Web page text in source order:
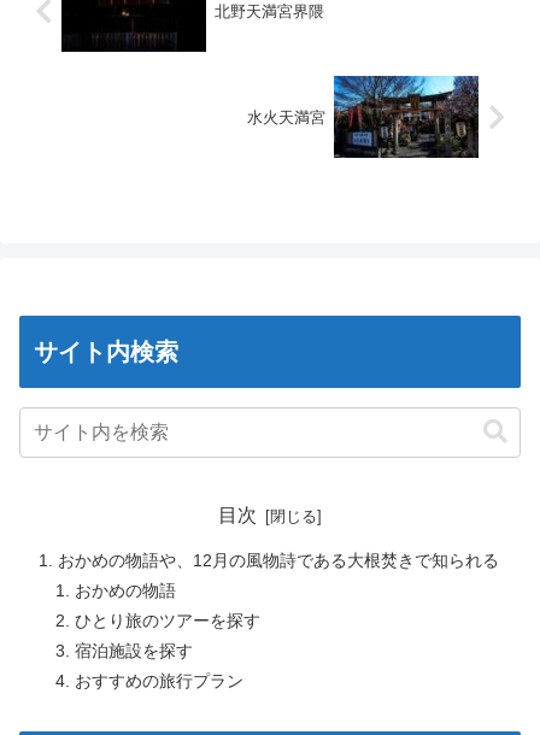
北野天満宮界隈
水火天満宮
サイト内検索
目次
おかめの物語や、12月の風物詩である大根焚きで知られる
おかめの物語
ひとり旅のツアーを探す
宿泊施設を探す
おすすめの旅行プラン